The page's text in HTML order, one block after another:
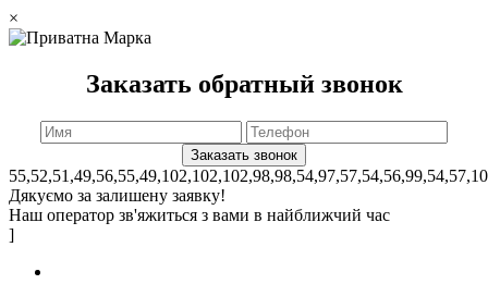
×
Заказать обратный звонок
Дякуємо за залишену заявку!
Наш оператор зв'яжиться з вами в найближчий час
]